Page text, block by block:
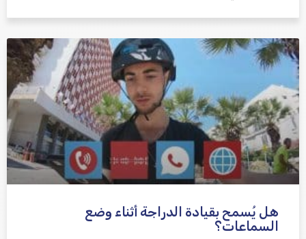
هل يُسمح بقيادة الدراجة أثناء وضع
السماعات؟